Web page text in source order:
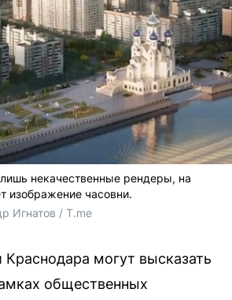
некачественные рендеры, на
изображение часовни.
Игнатов / T.me
Краснодара могут высказать
общественных